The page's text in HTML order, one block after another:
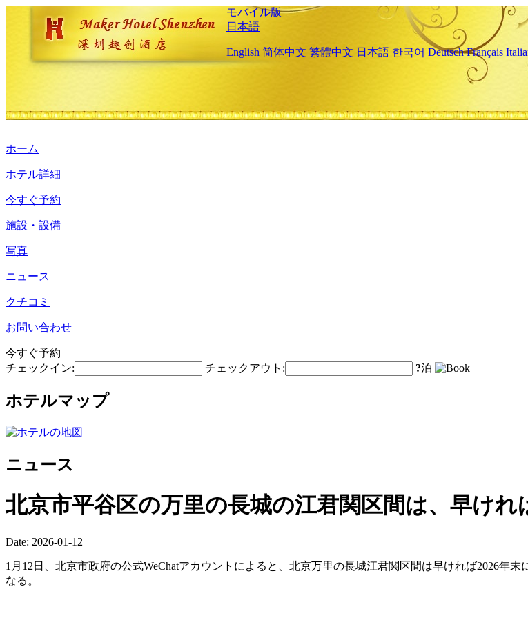
モバイル版
日本語
English 简体中文 繁體中文 日本語 한국어 Deutsch Français
ホーム
ホテル詳細
今すぐ予約
施設・設備
写真
ニュース
クチコミ
お問い合わせ
今すぐ予約
チェックイン:
チェックアウト: ?泊
ホテルマップ
ニュース
北京市平谷区の万里の長城の江君関区間は、早けれ
Date: 2026-01-12
1月12日、北京市政府の公式WeChatアカウントによると、北京万里の長城江君関区間は早ければ2026年
なる。